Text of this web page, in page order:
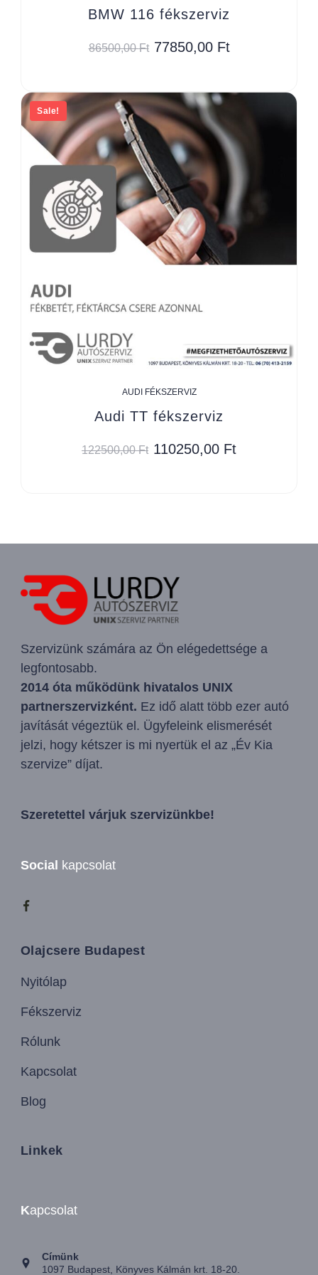
BMW 116 fékszerviz
86500,00Ft 77850,00 Ft
Sale!
AUDI FÉKSZERVIZ
Audi TT fékszerviz
122500,00Ft 110250,00 Ft
Szervizünk számára az Ön elégedettsége a
legfontosabb.
2014 óta működünk hivatalos UNIX
partnerszervizként. Ez idő alatt több ezer autó
javítását végeztük el. Ügyfeleink elismerését
jelzi, hogy kétszer is mi nyertük el az „Év Kia
szervize” díjat.
Szeretettel várjuk szervizünkbe!
Social kapcsolat
Olajcsere Budapest
Nyitólap
Fékszerviz
Rólunk
Kapcsolat
Blog
Linkek
Kapcsolat
Címünk
1097 Budapest, Könyves Kálmán krt. 18-20.